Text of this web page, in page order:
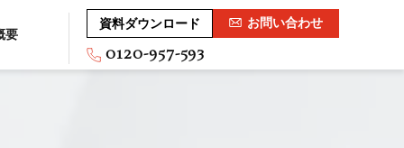
要
資料ダウンロード お問い合わせ
0120-957-593